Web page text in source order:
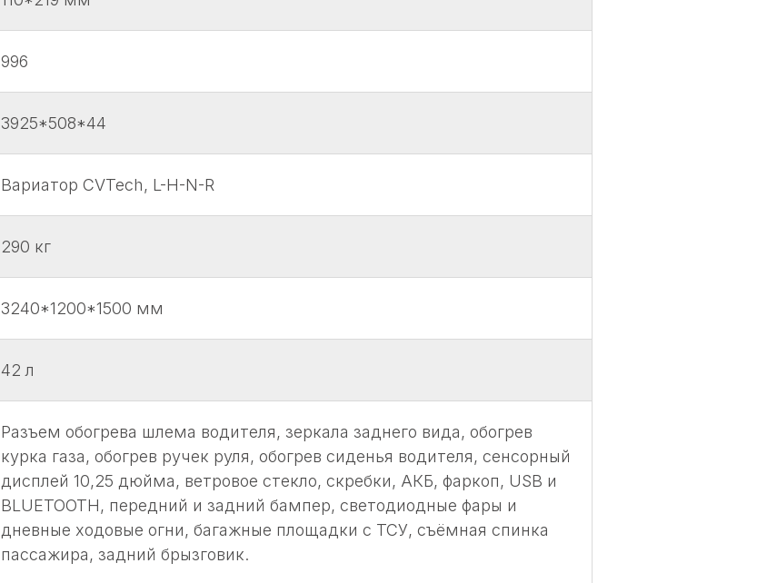
996
3925*508*44
Вариатор CVTech, L-H-N-R
290 кг
3240*1200*1500 мм
42 л
Разъем обогрева шлема водителя, зеркала заднего вида, обогрев
курка газа, обогрев ручек руля, обогрев сиденья водителя, сенсорный
дисплей 10,25 дюйма, ветровое стекло, скребки, АКБ, фаркоп, USB и
BLUETOOTH, передний и задний бампер, светодиодные фары и
дневные ходовые огни, багажные площадки с ТСУ, съёмная спинка
пассажира, задний брызговик.